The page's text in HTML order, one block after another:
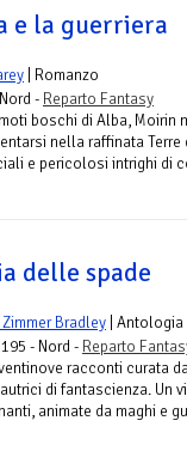
e la guerriera
| Romanzo
- Reparto Fantasy
boschi di Alba, Moirin
nella raffinata Terre
e pericolosi intrighi di
delle spade
Bradley | Antologia
- Nord - Reparto
racconti curata
di fantascienza. Un
animate da maghi e